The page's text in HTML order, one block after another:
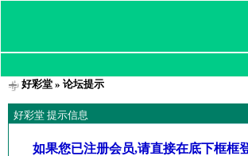
好彩堂» 论坛提示
好彩堂 提示信息
如果您已注册会员,请直接在底下框框